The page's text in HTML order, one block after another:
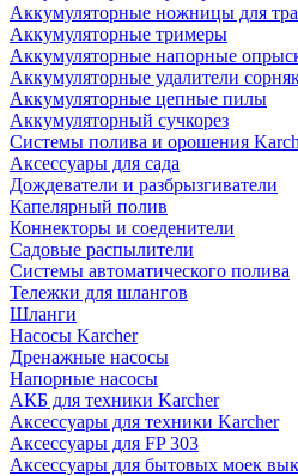
Аккумуляторные ножницы для
Аккумуляторные тримеры
Аккумуляторные напорные
Аккумуляторные удалители
Аккумуляторные цепные пилы
Аккумуляторный сучкорез
Системы полива и орошения
Аксессуары для сада
Дождеватели и разбрызгиватели
Капелярный полив
Коннекторы и соеденители
Садовые распылители
Системы автоматического полива
Тележки для шлангов
Шланги
Насосы Karcher
Дренажные насосы
Напорные насосы
АКБ для техники Karcher
Аксессуары для техники Karcher
Аксессуары для FP 303
Аксессуары для бытовых моек